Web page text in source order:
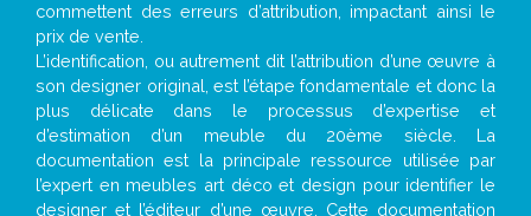
commettent des erreurs d’attribution, impactant ainsi le
prix de vente.
L’identification, ou autrement dit l’attribution d’une œuvre à
son designer original, est l’étape fondamentale et donc la
plus délicate dans le processus d’expertise et
d’estimation d’un meuble du 20ème siècle. La
documentation est la principale ressource utilisée par
l’expert en meubles art déco et design pour identifier le
designer et l’éditeur d’une œuvre. Cette documentation